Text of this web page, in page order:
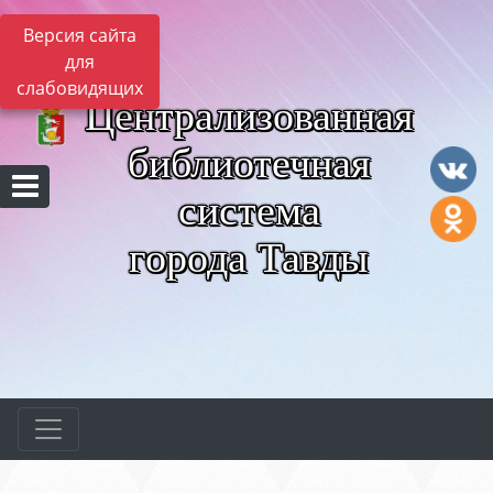
Версия сайта
для
слабовидящих
Централизованная
библиотечная
система
города Тавды